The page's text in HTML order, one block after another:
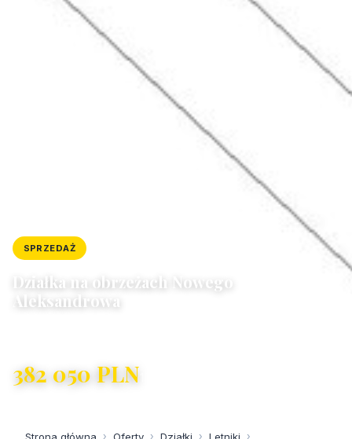
SPRZEDAŻ
Działka na obrzeżach Nowego
Aleksandrowa
382 050 PLN
› › › ›